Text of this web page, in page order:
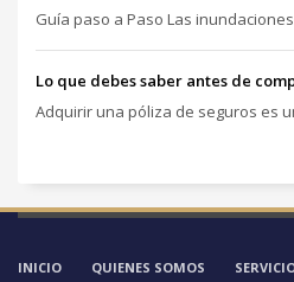
Guía paso a Paso Las
Lo que debes saber antes de
Adquirir una póliza de seguros es
INICIO QUIENES SOMOS